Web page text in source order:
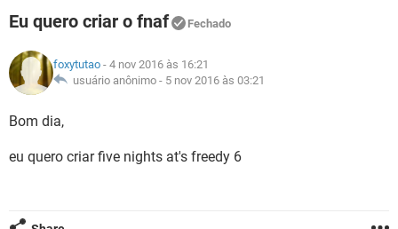
INSTAGRAM GMAIL
GUIA DE COMPRAS
INSTAGRAM
GUIA DE COMPRAS
JOGOS WHATSAPP
CELULAR
OUTLOOK EXCEL
INSTAGRAM
FÓRUM
JOGOS
CELULAR
OUTLOOK
INSTAGRAM GMAIL
GLOSSÁRIO
JOGOS
Eu quero criar o fnaf Fechado
foxytutao - 4 nov 2016 às 16:21
usuário anônimo - 5 nov 2016 às 03:21
Bom dia,
eu quero criar five nights at's freedy 6